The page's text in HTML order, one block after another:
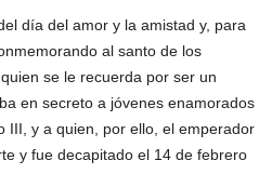
día del amor y la amistad y, para
al santo de los
se le recuerda por ser un
en secreto a jóvenes enamorados
III, y a quien, por ello, el emperador
y fue decapitado el 14 de febrero